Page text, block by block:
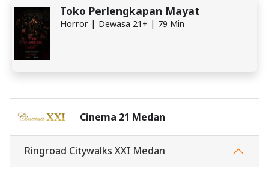
Cinema 21 Medan
Ringroad Citywalks XXI Medan
Toko Perlengkapan Mayat
Horror | Dewasa 21+ | 79 Min